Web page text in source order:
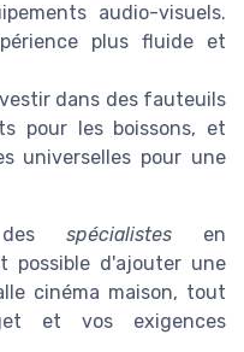
audio-visuels.
plus fluide et
dans des fauteuils
pour les boissons, et
universelles pour une
des spécialistesen
possible d'ajouter une
cinéma maison, tout
et vos exigences